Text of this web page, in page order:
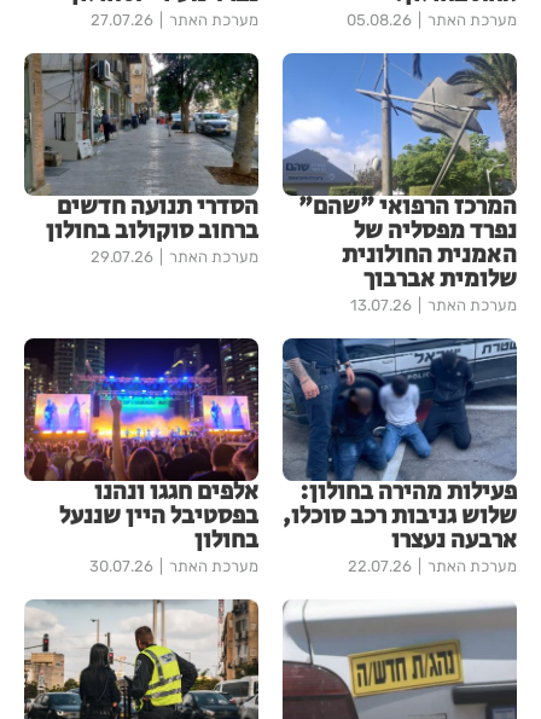
מערכת האתר 05.08.26 מערכת האתר 27.07.26
המרכז הרפואי "שהם"
נפרד מפסליה של
האמנית החולונית
שלומית אברבוך
מערכת האתר 13.07.26
הסדרי תנועה חדשים
ברחוב סוקולוב בחולון
מערכת האתר 29.07.26
פעילות מהירה בחולון:
שלוש גניבות רכב סוכלו,
ארבעה נעצרו
מערכת האתר 22.07.26
אלפים חגגו ונהנו
בפסטיבל היין שננעל
בחולון
מערכת האתר 30.07.26